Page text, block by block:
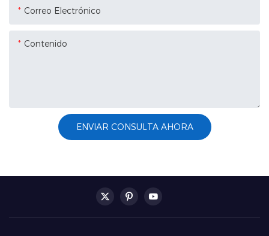
Correo Electrónico
Contenido
ENVIAR CONSULTA AHORA